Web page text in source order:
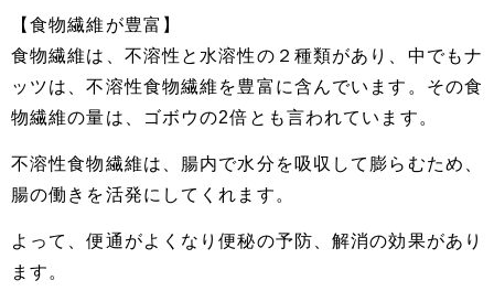
【食物繊維が豊富】
食物繊維は、不溶性と水溶性の２種類があり、中でもナ
ッツは、不溶性食物繊維を豊富に含んでいます。その食
物繊維の量は、ゴボウの2倍とも言われています。
不溶性食物繊維は、腸内で水分を吸収して膨らむため、
腸の働きを活発にしてくれます。
よって、便通がよくなり便秘の予防、解消の効果があり
ます。